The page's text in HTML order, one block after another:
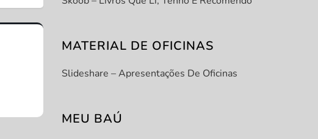
MATERIAL DE OFICINAS
Slideshare – Apresentações De Oficinas
MEU BAÚ